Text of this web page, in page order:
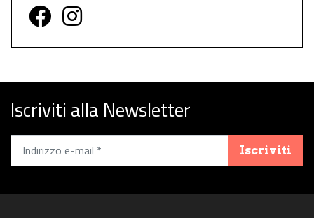
Follow us on Facebook
Follow us on Instagram
Iscriviti alla Newsletter
Iscriviti